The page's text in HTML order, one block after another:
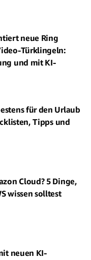
neue Ring
Türklingeln:
und mit KI-
für den Urlaub
Tipps und
Cloud? 5 Dinge,
wissen solltest
neuen KI-